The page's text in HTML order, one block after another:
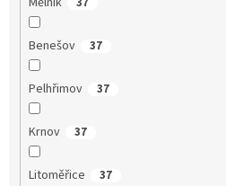
Benešov 37
Pelhřimov 37
Krnov 37
Litoměřice 37